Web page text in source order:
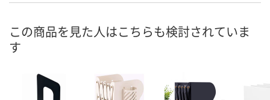
8月10日（月）
カゴへ カゴへ
この商品を見た人はこちらも検討されていま
す